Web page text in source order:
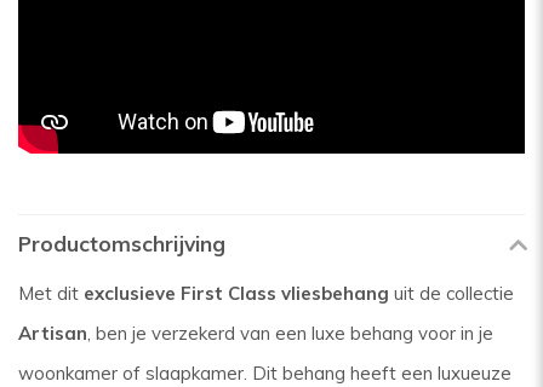
Productomschrijving
Met dit exclusieve First Class vliesbehang uit de collectie
Artisan, ben je verzekerd van een luxe behang voor in je
woonkamer of slaapkamer. Dit behang heeft een luxueuze